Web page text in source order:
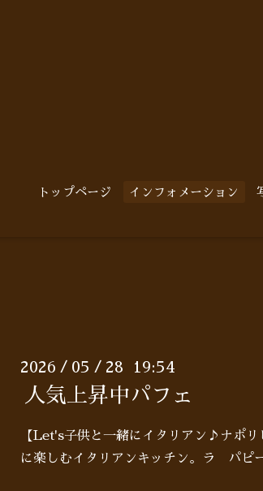
トップページ インフォメーション
2026 / 05 / 28 19:54
人気上昇中パフェ
【Let's子供と一緒にイタリアン♪ナポリ
に楽しむイタリアンキッチン。ラ パピ